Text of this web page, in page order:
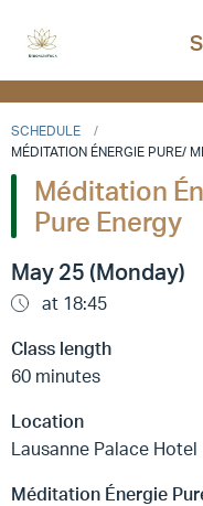
SCHEDULE
MÉDITATION ÉNERGIE PURE/
Méditation
Pure Energy
May 25 (Monday)
at 18:45
Class length
60 minutes
Location
Lausanne Palace Hotel
Méditation Énergie